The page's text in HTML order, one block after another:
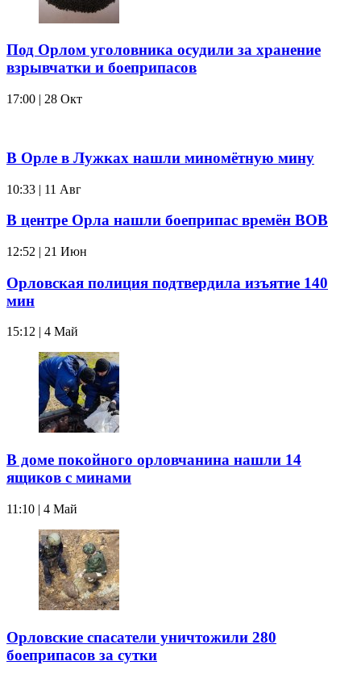
Под Орлом уголовника осудили за хранение
взрывчатки и боеприпасов
17:00 | 28 Окт
В Орле в Лужках нашли миномётную мину
10:33 | 11 Авг
В центре Орла нашли боеприпас времён ВОВ
12:52 | 21 Июн
Орловская полиция подтвердила изъятие 140
мин
15:12 | 4 Май
В доме покойного орловчанина нашли 14
ящиков с минами
11:10 | 4 Май
Орловские спасатели уничтожили 280
боеприпасов за сутки